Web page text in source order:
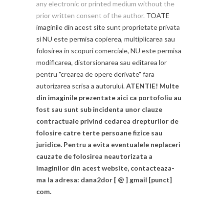
any electronic or printed medium without the
prior written consent of the author. TOATE
imaginile din acest site sunt proprietate privata
si NU este permisa copierea, multiplicarea sau
folosirea in scopuri comerciale, NU este permisa
modificarea, distorsionarea sau editarea lor
pentru "crearea de opere derivate" fara
autorizarea scrisa a autorului.ATENTIE! Multe
din imaginile prezentate aici ca portofoliu au
fost sau sunt sub incidenta unor clauze
contractuale privind cedarea drepturilor de
folosire catre terte persoane fizice sau
juridice. Pentru a evita eventualele neplaceri
cauzate de folosirea neautorizata a
imaginilor din acest website, contacteaza-
ma la adresa: dana2dor [ @ ] gmail [punct]
com.